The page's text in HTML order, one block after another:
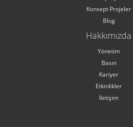
Konsept Projeler
Blog
Hakkımızda
Yönetim
Basın
Kariyer
Etkinlikler
İletişim